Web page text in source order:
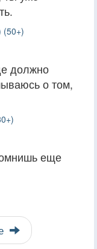
(50+)
должно
о том,
еще